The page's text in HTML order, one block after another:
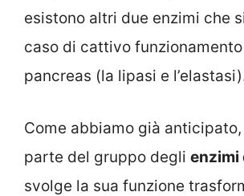
esistono altri due enzimi che
caso di cattivo
pancreas (la lipasi e
Come abbiamo già anticipato,
parte del gruppo degli enzimi
svolge la sua funzione